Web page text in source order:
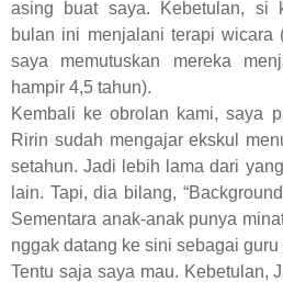
asing buat saya. Kebetulan, si
bulan ini menjalani terapi wicara
saya memutuskan mereka
hampir 4,5 tahun).
Kembali ke obrolan kami, saya
Ririn sudah mengajar ekskul
setahun. Jadi lebih lama dari
lain. Tapi, dia bilang,
Sementara anak-anak punya
nggak datang ke sini sebagai guru
Tentu saja saya mau. Kebetulan,